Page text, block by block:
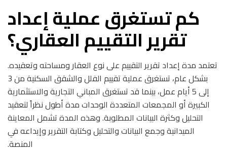
كم تستغرق عملية إعداد
تقرير التقييم العقاري؟
تعتمد مدة إعداد تقرير التقييم على نوع العقار ومساحته وتعقيده.
بشكل عام، تستغرق عملية تقييم الفلل والشقق السكنية من 3
إلى 5 أيام عمل، بينما قد تستغرق المباني التجارية والاستثمارية
الكبيرة أو المجمعات المتعددة الوحدات مدة أطول نظراً لتعقيد
التحليل وكثرة البيانات المطلوبة. وهذه المدة تشمل المعاينة
الميدانية وجمع البيانات والتحليل وكتابة التقرير وإيداعه في
المنصة.